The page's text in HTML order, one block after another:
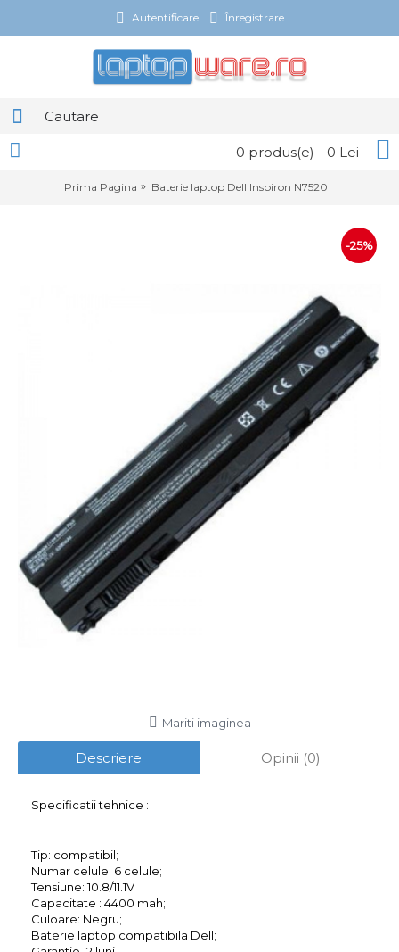
Autentificare Înregistrare
0 produs(e) - 0 Lei
Prima Pagina Baterie laptop Dell Inspiron N7520
-25%
Mariti imaginea
Descriere Opinii (0)
Specificatii tehnice :
Tip: compatibil;
Numar celule: 6 celule;
Tensiune: 10.8/11.1V
Capacitate : 4400 mah;
Culoare: Negru;
Baterie laptop compatibila Dell;